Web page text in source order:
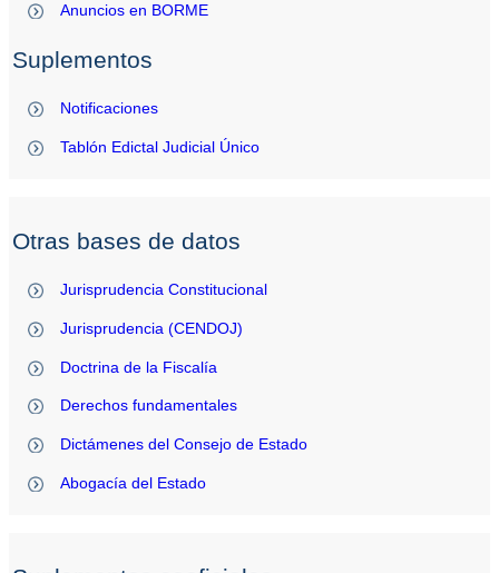
Anuncios en BORME
Suplementos
Notificaciones
Tablón Edictal Judicial Único
Otras bases de datos
Jurisprudencia Constitucional
Jurisprudencia (CENDOJ)
Doctrina de la Fiscalía
Derechos fundamentales
Dictámenes del Consejo de Estado
Abogacía del Estado